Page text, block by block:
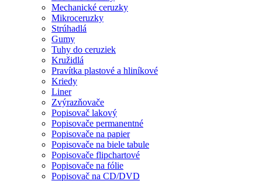
Mechanické ceruzky
Mikroceruzky
Strúhadlá
Gumy
Tuhy do ceruziek
Kružidlá
Pravítka plastové a hliníkové
Kriedy
Liner
Zvýrazňovače
Popisovač lakový
Popisovače permanentné
Popisovače na papier
Popisovače na biele tabule
Popisovače flipchartové
Popisovače na fólie
Popisovač na CD/DVD